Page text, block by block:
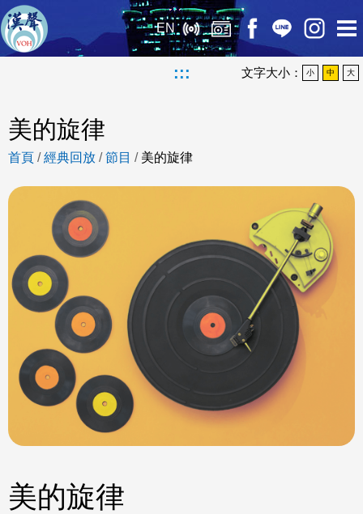
EN
::: 文字大小： 小 中 大
美的旋律
首頁 /經典回放 /節目 / 美的旋律
美的旋律